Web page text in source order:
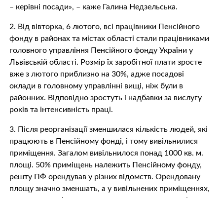
– керівні посади», – каже Галина Недзельська.
2. Від вівторка, 6 лютого, всі працівники Пенсійного
фонду в районах та містах області стали працівниками
головного управління Пенсійного фонду України у
Львівській області. Розмір їх заробітної плати зросте
вже з лютого приблизно на 30%, адже посадові
оклади в головному управлінні вищі, ніж були в
районних. Відповідно зростуть і надбавки за вислугу
років та інтенсивність праці.
3. Після реорганізації зменшилася кількість людей, які
працюють в Пенсійному фонді, і тому вивільнилися
приміщення. Загалом вивільнилося понад 1000 кв. м.
площі. 50% приміщень належить Пенсійному фонду,
решту ПФ орендував у різних відомств. Орендовану
площу значно зменшать, а у вивільнених приміщеннях,